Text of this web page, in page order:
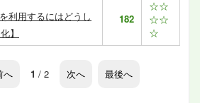
利用するにはどうし
】
182
☆☆
☆☆
☆
へ 1 / 2 次へ 最後へ